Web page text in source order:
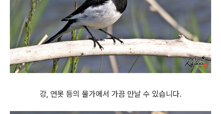
강, 연못 등의 물가에서 가끔 만날 수 있습니다.